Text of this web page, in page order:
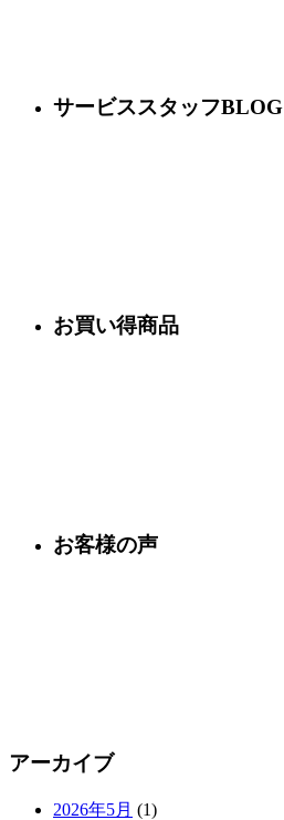
サービススタッフBLOG
お買い得商品
お客様の声
アーカイブ
2026年5月 (1)